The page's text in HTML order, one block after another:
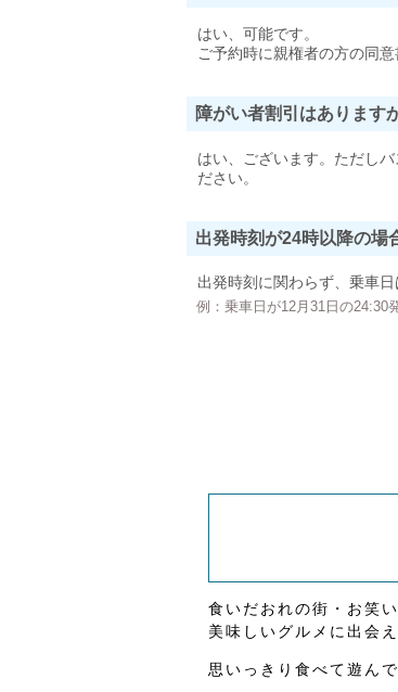
はい、可能です。
ご予約時に親権者の方の同
障がい者割引はあります
はい、ございます。ただし
ださい。
出発時刻が24時以降の場
出発時刻に関わらず、乗車
例：乗車日が12月31日の24:30
食いだおれの街・お笑
美味しいグルメに出会
思いっきり食べて遊ん